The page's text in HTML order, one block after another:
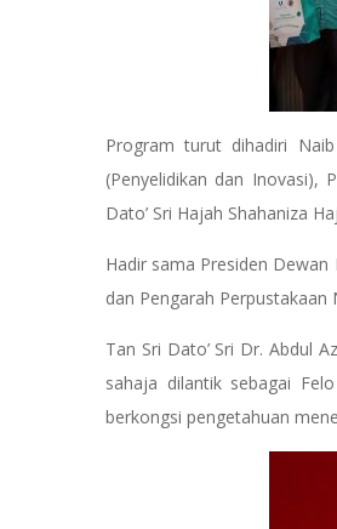
Program turut dihadiri
(Penyelidikan dan Inovasi),
Dato’ Sri Hajah Shahaniza
Hadir sama Presiden
dan Pengarah
Tan Sri Dato’ Sri Dr. Abdul
sahaja dilantik sebagai
berkongsi pengetahuan